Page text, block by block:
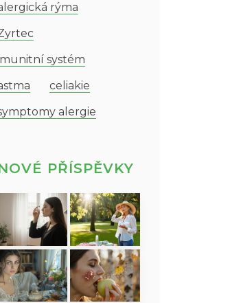
rýma
systém
celiakie
alergie
PŘÍSPĚVKY